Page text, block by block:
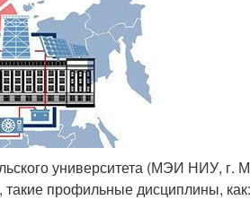
университета (МЭИ НИУ, г.
профильные дисциплины, как: